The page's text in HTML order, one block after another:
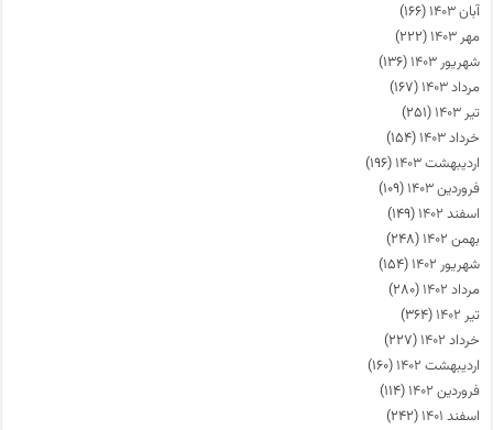
آبان ۱۴۰۳
(۱۶۶)
مهر ۱۴۰۳
(۲۲۲)
شهریور ۱۴۰۳
(۱۳۶)
مرداد ۱۴۰۳
(۱۶۷)
تیر ۱۴۰۳
(۲۵۱)
خرداد ۱۴۰۳
(۱۵۴)
اردیبهشت ۱۴۰۳
(۱۹۶)
فروردین ۱۴۰۳
(۱۰۹)
اسفند ۱۴۰۲
(۱۴۹)
بهمن ۱۴۰۲
(۲۴۸)
شهریور ۱۴۰۲
(۱۵۴)
مرداد ۱۴۰۲
(۲۸۰)
تیر ۱۴۰۲
(۳۶۴)
خرداد ۱۴۰۲
(۲۲۷)
اردیبهشت ۱۴۰۲
(۱۶۰)
فروردین ۱۴۰۲
(۱۱۴)
اسفند ۱۴۰۱
(۲۴۲)